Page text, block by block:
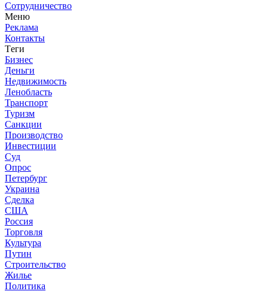
Сотрудничество
Меню
Реклама
Контакты
Теги
Бизнес
Деньги
Недвижимость
Ленобласть
Транспорт
Туризм
Санкции
Производство
Инвестиции
Суд
Опрос
Петербург
Украина
Сделка
США
Россия
Торговля
Культура
Путин
Строительство
Жилье
Политика